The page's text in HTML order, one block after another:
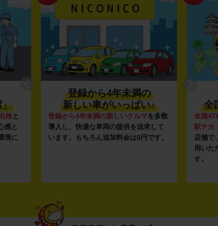
」
検と
感と
境に
登録から4年未満の
新しい車がいっぱい♪
登録から4年未満の新しいクルマを多数
導入し、快適な車両の提供を追求して
います。もちろん追加料金は0円です。
全
全国47
駅チカ
店舗で
用いた
す。